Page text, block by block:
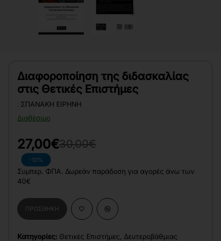
Διαφοροποίηση της διδασκαλίας
στις Θετικές Επιστήμες
Διαθέσιμο
: ΣΠΑΝΆΚΗ ΕΙΡΉΝΗ
-10%
27,00€30,00€
Συμπερ. ΦΠΑ. Δωρεάν παράδοση για αγορές άνω των
40€
ΠΡΟΣΘΉΚΗ
Κατηγορίες: Θετικές Επιστήμες Δευτεροβάθμιας